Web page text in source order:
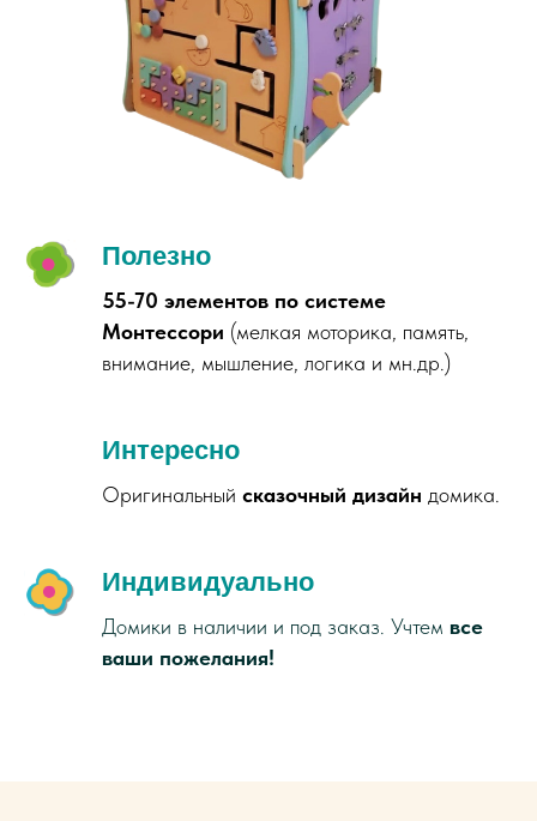
Полезно
55-70 элементов по системе
Монтессори (мелкая моторика, память,
внимание, мышление, логика и мн.др.)
Интересно
Оригинальный сказочный дизайн домика.
Индивидуально
Домики в наличии и под заказ. Учтем все
ваши пожелания!